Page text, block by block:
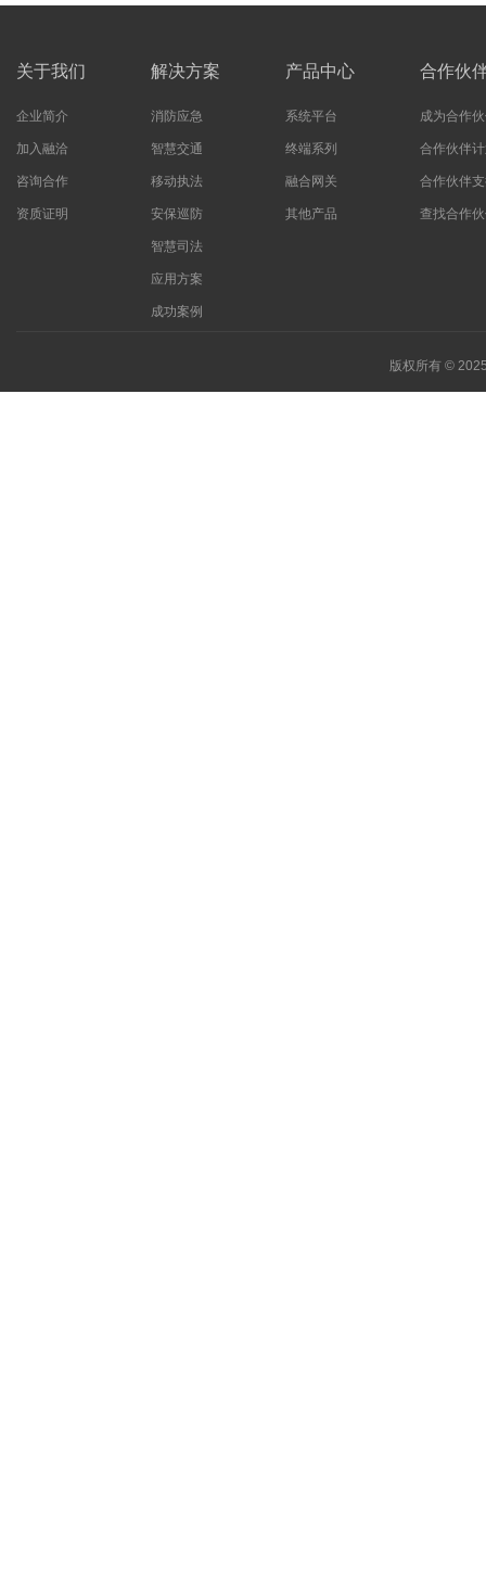
关于我们
企业简介
加入融洽
咨询合作
资质证明
解决方案
消防应急
智慧交通
移动执法
安保巡防
智慧司法
应用方案
成功案例
产品中心
系统平台
终端系列
融合网关
其他产品
合作伙
成为合作
合作伙伴
合作伙伴
查找合作
版权所有 ©